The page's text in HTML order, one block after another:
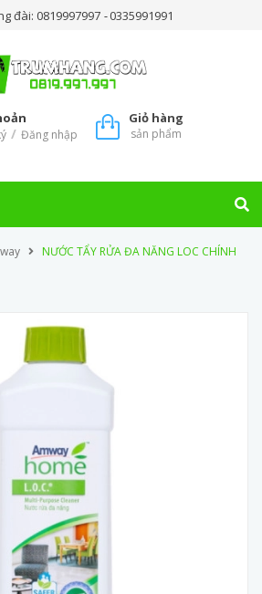
đài: 0819997997 -0335991991
/ Đăng nhập
Giỏ hàng
sản phẩm
NƯỚC TẨY RỬA ĐA NĂNG LOC CHÍNH